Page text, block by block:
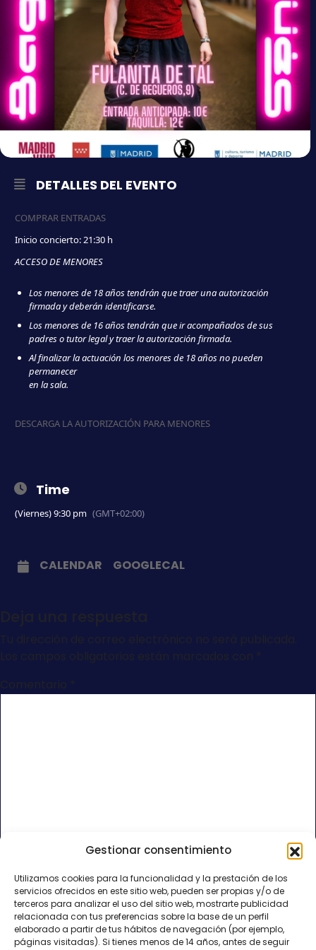
Gestionar consentimiento
Utilizamos cookies para la funcionalidad y la prestación de los
servicios ofrecidos en este sitio web, pueden ser propias y/o de
terceros para analizar el uso del sitio web, mostrarte publicidad
relacionada con tus preferencias sobre la base de un perfil
elaborado a partir de tus hábitos de navegación (por ejemplo,
páginas visitadas). Si tienes menos de 14 años, antes de seguir
DETALLES DEL EVENTO
COMPRAR ENTRADAS
Inicio concierto: 21:30 h
ACCESO DE MENORES
Los menores de 18 años tendrán que traer una autorización
firmada y deberán identificarse.
Los menores de 16 años tendrán que ir acompañados de sus
padres o tutor legal y traer la autorización firmada.
Al finalizar la actuación los menores de 18 años no pueden
permanecer
en la sala.
DESCARGA LA AUTORIZACIÓN PARA MENORES
Time
(Viernes) 9:30 pm (GMT+02:00)
CALENDAR GOOGLECAL
Correo electrónico*
Web